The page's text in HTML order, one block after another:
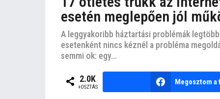
esetén meglepően jól
A leggyakoribb háztartási problémák
esetenként nincs kéznél a probléma
semmi ok: egy...
2.0K
+OSZTÁS
Megosztom